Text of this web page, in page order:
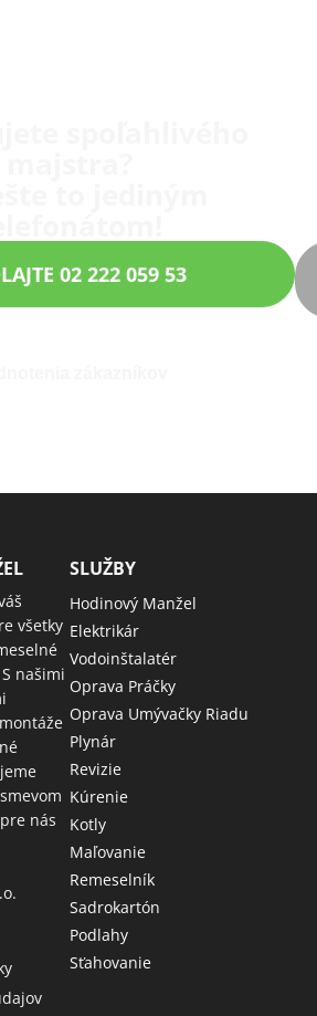
02 222 059 53
všetky
našimi
nás
SLUŽBY
Hodinový Manžel
Elektrikár
Vodoinštalatér
Oprava Práčky
Oprava Umývačky Riadu
Plynár
Revizie
Kúrenie
Kotly
Maľovanie
Remeselník
Sadrokartón
Podlahy
Sťahovanie